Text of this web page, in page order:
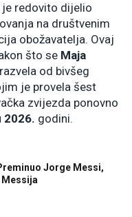
je redovito dijelio
na društvenim
obožavatelja. Ovaj
što se Maja
od bivšeg
je provela šest
zvijezda ponovno
2026. godini.
Jorge Messi,
Messija